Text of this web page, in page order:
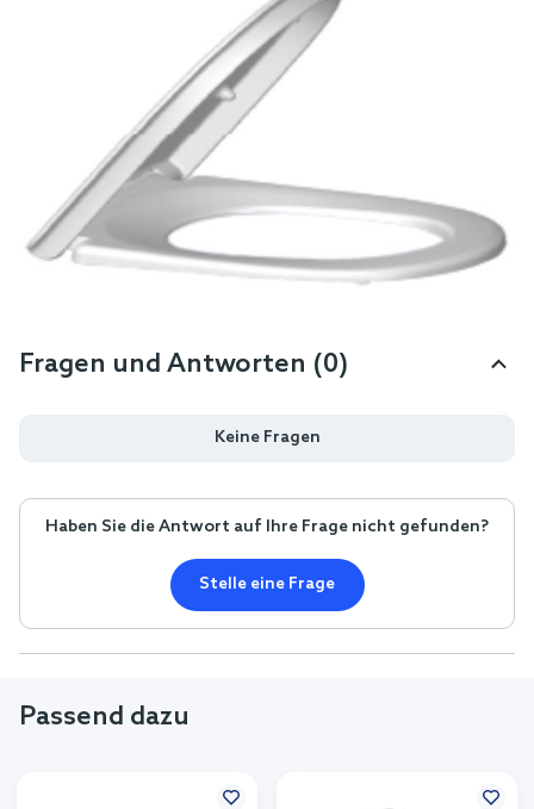
Fragen und Antworten (0)
Keine Fragen
Haben Sie die Antwort auf Ihre Frage nicht gefunden?
Stelle eine Frage
Passend dazu